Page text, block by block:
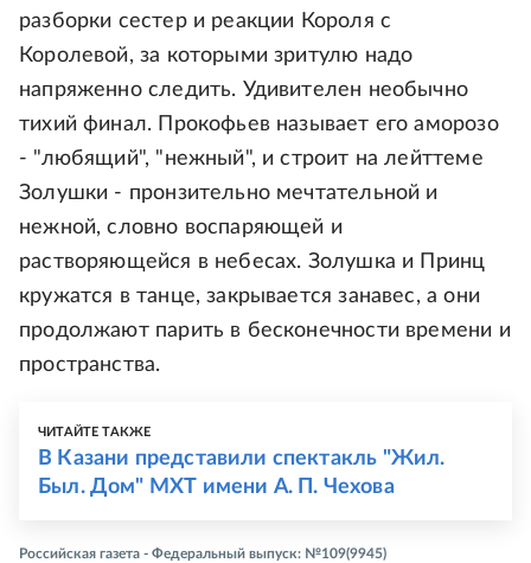
разборки сестер и реакции Короля с
Королевой, за которыми зритулю надо
напряженно следить. Удивителен необычно
тихий финал. Прокофьев называет его аморозо
- "любящий", "нежный", и строит на лейттеме
Золушки - пронзительно мечтательной и
нежной, словно воспаряющей и
растворяющейся в небесах. Золушка и Принц
кружатся в танце, закрывается занавес, а они
продолжают парить в бесконечности времени и
пространства.
ЧИТАЙТЕ ТАКЖЕ
В Казани представили спектакль "Жил.
Был. Дом" МХТ имени А. П. Чехова
Российская газета - Федеральный выпуск: №109(9945)